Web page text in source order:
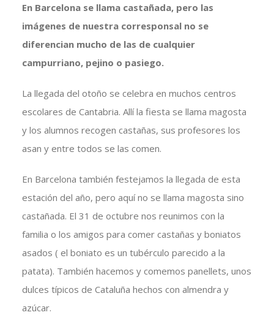
En Barcelona se llama castañada, pero las
imágenes de nuestra corresponsal no se
diferencian mucho de las de cualquier
campurriano, pejino o pasiego.
La llegada del otoño se celebra en muchos centros
escolares de Cantabria. Allí la fiesta se llama magosta
y los alumnos recogen castañas, sus profesores los
asan y entre todos se las comen.
En Barcelona también festejamos la llegada de esta
estación del año, pero aquí no se llama magosta sino
castañada. El 31 de octubre nos reunimos con la
familia o los amigos para comer castañas y boniatos
asados ( el boniato es un tubérculo parecido a la
patata). También hacemos y comemos panellets, unos
dulces típicos de Cataluña hechos con almendra y
azúcar.